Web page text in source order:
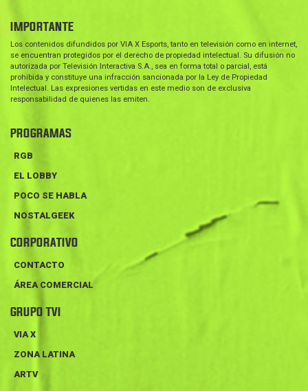
IMPORTANTE
Los contenidos difundidos por VIA X Esports, tanto en televisión como en internet,
se encuentran protegidos por el derecho de propiedad intelectual. Su difusión no
autorizada por Televisión Interactiva S.A., sea en forma total o parcial, está
prohibida y constituye una infracción sancionada por la Ley de Propiedad
Intelectual. Las expresiones vertidas en este medio son de exclusiva
responsabilidad de quienes las emiten.
PROGRAMAS
RGB
EL LOBBY
POCO SE HABLA
NOSTALGEEK
CORPORATIVO
CONTACTO
ÁREA COMERCIAL
GRUPO TVI
VIA X
ZONA LATINA
ARTV